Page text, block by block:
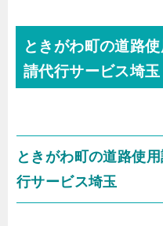
ときがわ町の道路
請代行サービス埼玉
ときがわ町の道路使
行サービス埼玉